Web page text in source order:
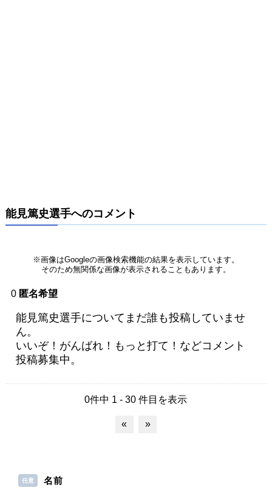
能見篤史選手へのコメント
※画像はGoogleの画像検索機能の結果を表示しています。
そのため無関係な画像が表示されることもあります。
0 匿名希望
能見篤史選手についてまだ誰も投稿していませ
ん。
いいぞ！がんばれ！もっと打て！などコメント
投稿募集中。
0件中 1 - 30 件目を表示
« »
任意 名前